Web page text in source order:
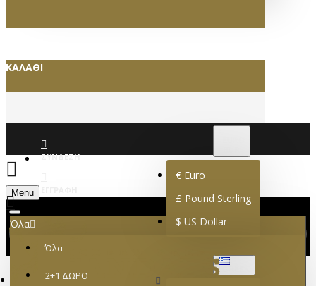
ΚΑΛΆΘΙ
ΣΎΝΔΕΣΗ
€ Euro
£ Pound Sterling
$ US Dollar
Menu
Όλα
Όλα
2+1 ΔΩΡΟ